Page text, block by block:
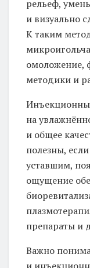
рельеф,
и визуально
К таким
омоложение,
методики и
на
и общее
полезны,
уставшим,
ощущение
препараты и
Важно